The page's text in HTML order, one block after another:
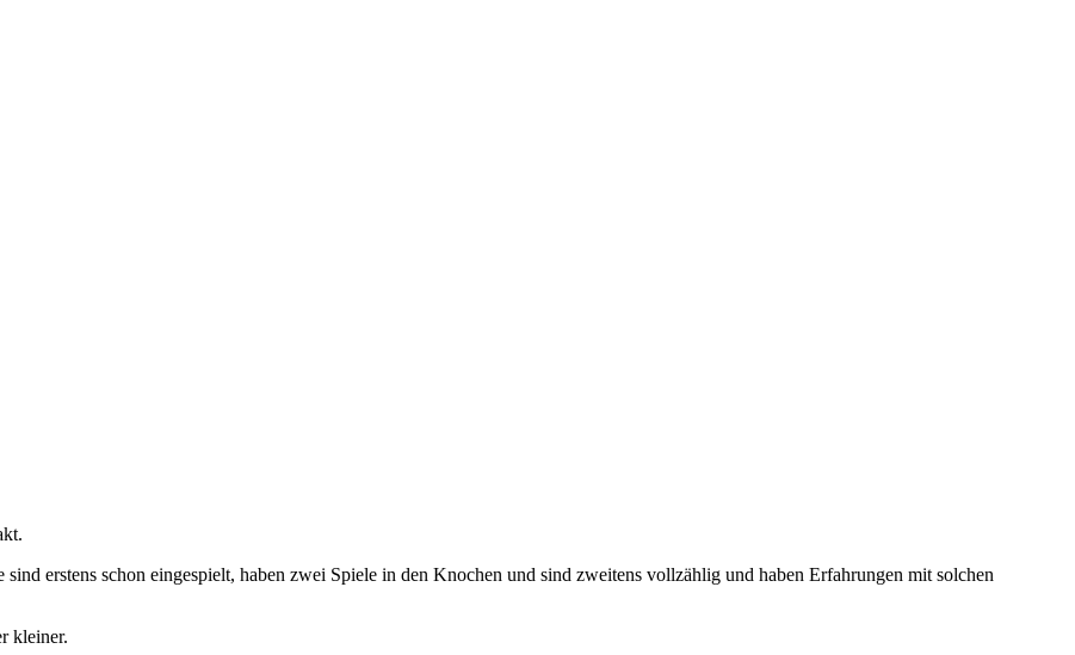
erstens schon eingespielt, haben zwei Spiele in den Knochen und sind zweitens vollzählig und haben Erfahrungen mit solchen
kleiner.